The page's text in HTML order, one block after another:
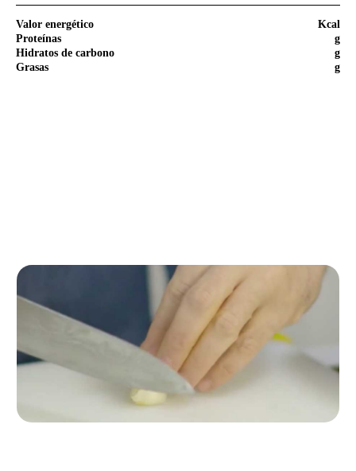
Valor energético
Kcal
Proteínas
g
Hidratos de carbono
g
Grasas
g